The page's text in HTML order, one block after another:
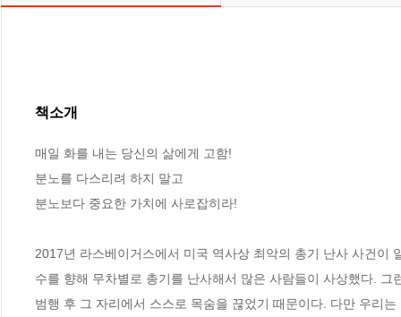
책소개
매일 화를 내는 당신의 삶에게 고함!
분노를 다스리려 하지 말고
분노보다 중요한 가치에 사로잡히라!
2017년 라스베이거스에서 미국 역사상 최악의 총기 난사 사건이
수를 향해 무차별로 총기를 난사해서 많은 사람들이 사상했다.
범행 후 그 자리에서 스스로 목숨을 끊었기 때문이다. 다만 우리